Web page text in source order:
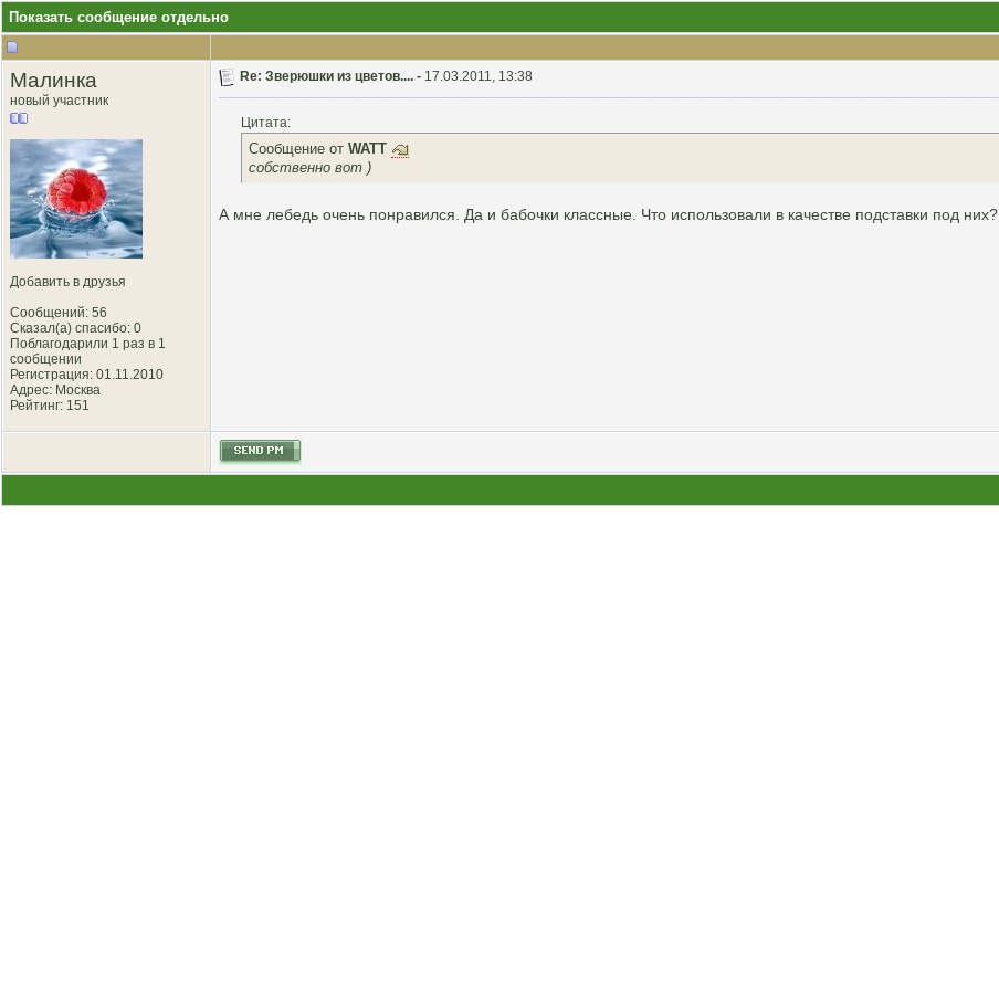
Показать сообщение отдельно
Малинка
новый участник
Добавить в друзья
Сообщений: 56
Сказал(а) спасибо: 0
Поблагодарили 1 раз в 1
сообщении
Регистрация: 01.11.2010
Адрес: Москва
Рейтинг: 151
Re: Зверюшки из цветов.... - 17.03.2011, 13:38
Цитата:
Сообщение от WATT
собственно вот )
А мне лебедь очень понравился. Да и бабочки классные. Что использовали в качестве подставки под них?